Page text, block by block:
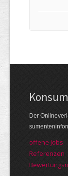
Der
offene Jobs
Referenzen